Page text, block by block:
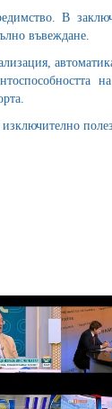
В
въвеждане.
на